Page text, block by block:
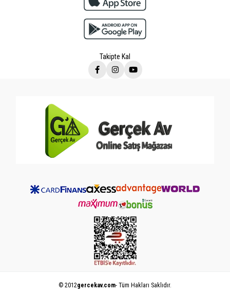
Takipte Kal
© 2012gercekav.com- Tüm Hakları Saklıdır.